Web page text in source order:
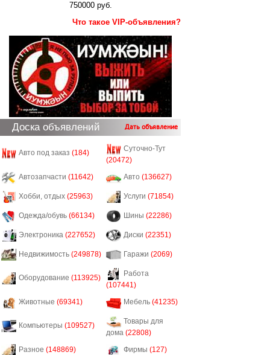
750000 руб.
Что такое VIP-объявления?
Доска объявлений Дать объявление
Авто под заказ (184)
Суточно-Тут
(20472)
Автозапчасти (11642) Авто (136627)
Хобби, отдых (25963) Услуги (71854)
Одежда/обувь (66134) Шины (22286)
Электроника (227652) Диски (22351)
Недвижимость (249878) Гаражи (2069)
Оборудование (113925)
Работа
(107441)
Животные (69341) Мебель (41235)
Компьютеры (109527)
Товары для
дома (22808)
Разное (148869) Фирмы (127)